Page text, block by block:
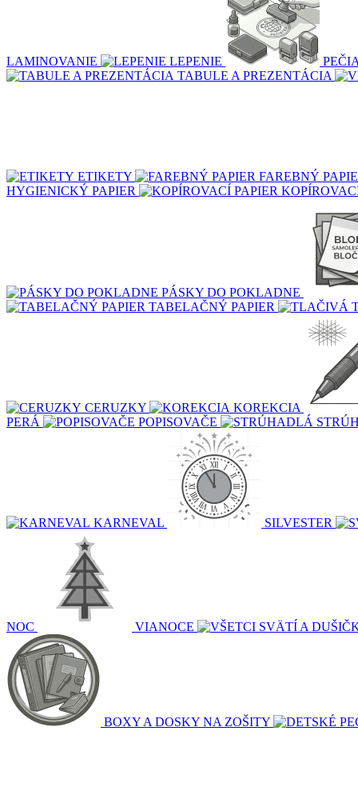
LAMINOVANIE LEPENIE
TABULE A PREZENTÁCIA
ETIKETY
FAREBNÝ
HYGIENICKÝ PAPIER
PÁSKY DO POKLADNE
TABELAČNÝ PAPIER
CERUZKY
KOREKCIA
PERÁ
POPISOVAČE
KARNEVAL SILVESTER
NOC VIANOCE
BOXY A DOSKY NA ZOŠITY